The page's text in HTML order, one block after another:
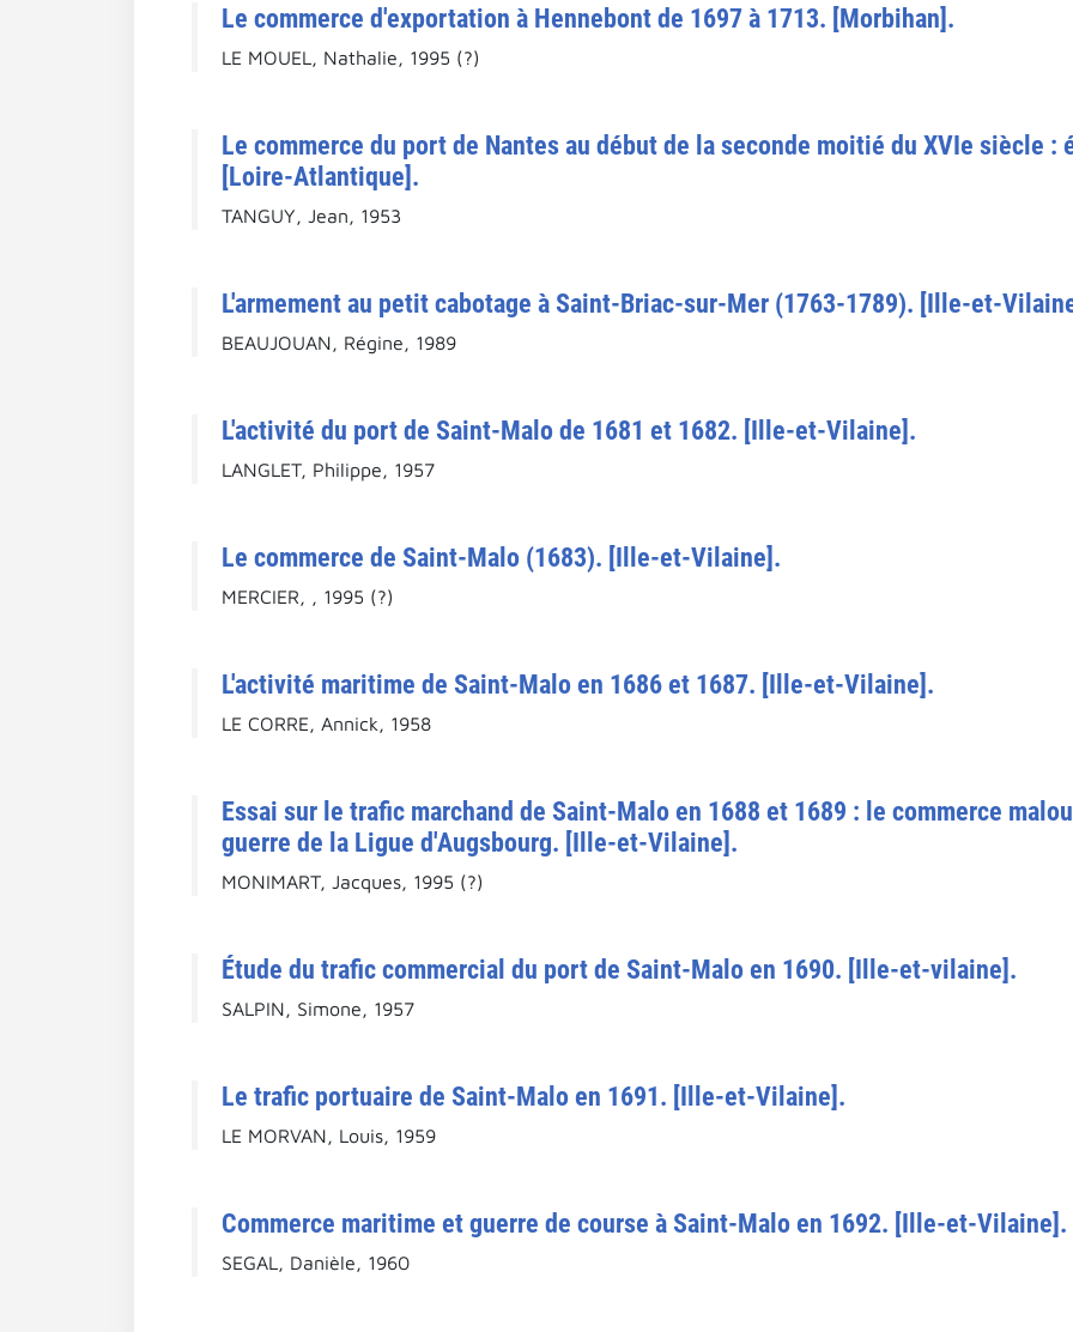
Le commerce d'exportation à Hennebont de 1697 à 1713. [Morbihan].
LE MOUEL, Nathalie, 1995 (?)
Le commerce du port de Nantes au début de la seconde moitié du XVIe siècle
[Loire-Atlantique].
TANGUY, Jean, 1953
L'armement au petit cabotage à Saint-Briac-sur-Mer (1763-1789). [Ille-et-
BEAUJOUAN, Régine, 1989
L'activité du port de Saint-Malo de 1681 et 1682. [Ille-et-Vilaine].
LANGLET, Philippe, 1957
Le commerce de Saint-Malo (1683). [Ille-et-Vilaine].
MERCIER, , 1995 (?)
L'activité maritime de Saint-Malo en 1686 et 1687. [Ille-et-Vilaine].
LE CORRE, Annick, 1958
Essai sur le trafic marchand de Saint-Malo en 1688 et 1689 : le commerce
guerre de la Ligue d'Augsbourg. [Ille-et-Vilaine].
MONIMART, Jacques, 1995 (?)
Étude du trafic commercial du port de Saint-Malo en 1690. [Ille-et-vilaine].
SALPIN, Simone, 1957
Le trafic portuaire de Saint-Malo en 1691. [Ille-et-Vilaine].
LE MORVAN, Louis, 1959
Commerce maritime et guerre de course à Saint-Malo en 1692. [Ille-et-Vilaine].
SEGAL, Danièle, 1960